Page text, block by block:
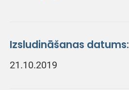
Izsludināšanas datums:
21.10.2019